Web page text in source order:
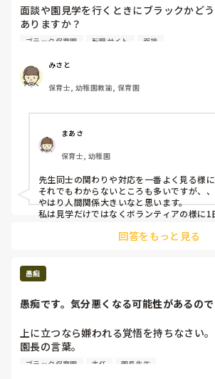
面談や園見学を行くときにブラックかど
ありますか？
ん。
ブラック保育園 転職サイト 面接
みさと
保育士, 幼稚園教諭, 保育園
まあさ
保育士, 幼稚園
先生同士の関わりや対応を一番よく見る様
それでもわからないところも多いですが、、
やはり人間関係大きいなと思います。
私は見学だけではなくボランティアの様に1
回答をもっと見る
愚痴
愚痴です。気分悪くなる可能性があるの
上に立つなら嫌われる覚悟を持ちなさい。
園長の言葉。
そんな言葉を使う2人が職員に嫌われない
ブラック保育園 主任 園長先生